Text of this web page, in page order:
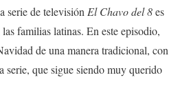
serie de televisión El Chavo del 8es
familias latinas. En este episodio,
de una manera tradicional, con
serie, que sigue siendo muy querido